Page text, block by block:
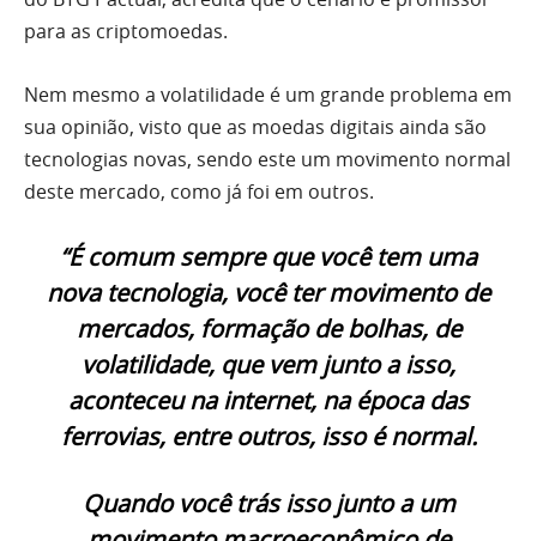
para as criptomoedas.
Nem mesmo a volatilidade é um grande problema em
sua opinião, visto que as moedas digitais ainda são
tecnologias novas, sendo este um movimento normal
deste mercado, como já foi em outros.
“É comum sempre que você tem uma
nova tecnologia, você ter movimento de
mercados, formação de bolhas, de
volatilidade, que vem junto a isso,
aconteceu na internet, na época das
ferrovias, entre outros, isso é normal.
Quando você trás isso junto a um